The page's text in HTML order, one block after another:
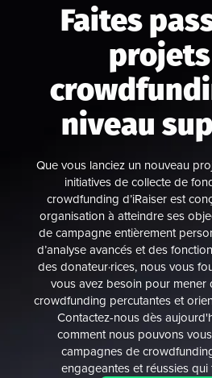
Faites
niveau
Que vous lanciez un nouveau
initiatives de collecte de
crowdfunding d’iRaiser est
organisation à atteindre ses
de campagne entièrement
d’analyse avancés et des
des donateur·rices, nous vous
vous avez besoin pour mener
crowdfunding percutantes et
Contactez-nous dès
comment nous pouvons
campagnes de
engageantes et réussies